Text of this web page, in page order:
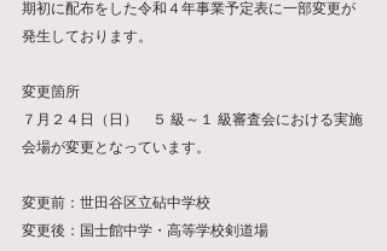
期初に配布をした令和４年事業予定表に一部変更が
発生しております。
変更箇所
７月２４日（日）　５ 級～１ 級審査会における実施
会場が変更となっています。
変更前：世田谷区立砧中学校
変更後：国士館中学・高等学校剣道場